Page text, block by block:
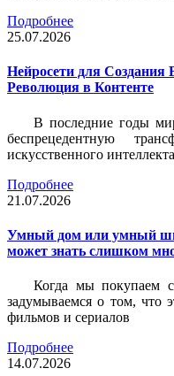
Подробнее
25.07.2026
Нейросети для Создания
Революция в Контенте
В последние годы
беспрецедентную
искусственного интеллекта
Подробнее
21.07.2026
Умный дом или умный
может знать слишком
Когда мы покупаем
задумываемся о том, что
фильмов и сериалов
Подробнее
14.07.2026